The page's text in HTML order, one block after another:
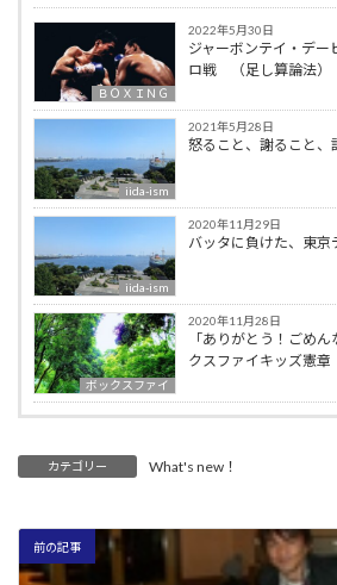
ＢＯＸＩＮＧ
2022年5月30日
ジャーボンテイ・デー
ロ戦 （足し算論法）
iida-ism
2021年5月28日
怒ること、謝ること
iida-ism
2020年11月29日
バッタに負けた、東京
ボックスファイ
2020年11月28日
「ありがとう！ごめ
クスファイキッズ憲章
カテゴリー What's new！
前の記事